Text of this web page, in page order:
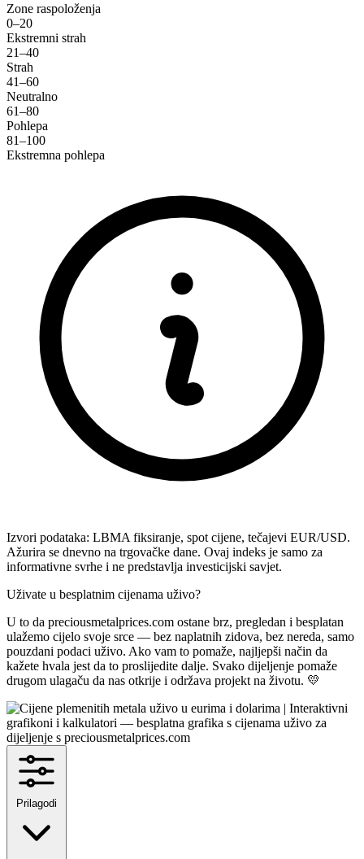
Zone raspoloženja
0–20
Ekstremni strah
21–40
Strah
41–60
Neutralno
61–80
Pohlepa
81–100
Ekstremna pohlepa
Izvori podataka: LBMA fiksiranje, spot cijene, tečajevi EUR/USD.
Ažurira se dnevno na trgovačke dane. Ovaj indeks je samo za
informativne svrhe i ne predstavlja investicijski savjet.
Uživate u besplatnim cijenama uživo?
U to da preciousmetalprices.com ostane brz, pregledan i besplatan
ulažemo cijelo svoje srce — bez naplatnih zidova, bez nereda, samo
pouzdani podaci uživo. Ako vam to pomaže, najljepši način da
kažete hvala jest da to proslijedite dalje. Svako dijeljenje pomaže
drugom ulagaču da nas otkrije i održava projekt na životu. 💛
Prilagodi